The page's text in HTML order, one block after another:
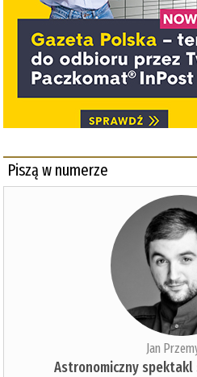
Piszą w numerze
Jan
Astronomiczny